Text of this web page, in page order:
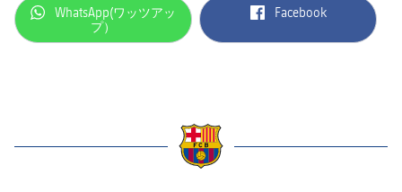
label.aria.whatsapp
WhatsApp(ワッツアッ
プ）
label.aria.facebook
Facebook